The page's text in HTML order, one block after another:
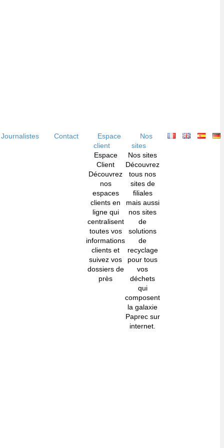
Journalistes Contact
Espace
client
Espace
Client
Découvrez
nos
espaces
clients en
ligne qui
centralisent
toutes vos
informations
clients et
suivez vos
dossiers de
près
Nos
sites
Nos sites
Découvrez
tous nos
sites de
filiales
mais aussi
nos sites
de
solutions
de
recyclage
pour tous
vos
déchets
qui
composent
la galaxie
Paprec sur
internet.